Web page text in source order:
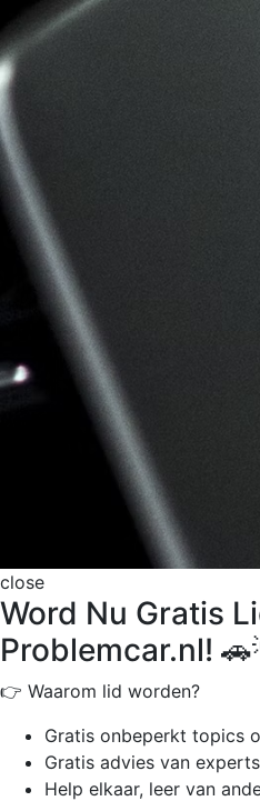
close
Word Nu Gratis
Problemcar.nl!
👉 Waarom lid worden?
Gratis onbeperkt topics
Gratis advies van
Help elkaar, leer van